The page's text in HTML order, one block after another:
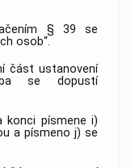
§ 39 se
osob“.
část ustanovení
se dopustí
písmene i)
a písmeno j) se